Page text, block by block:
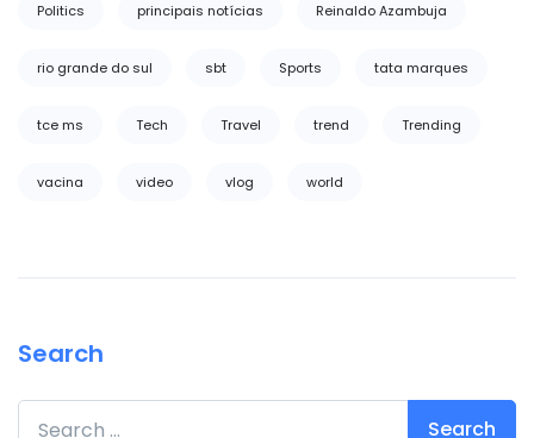
Politics principais notícias Reinaldo Azambuja
rio grande do sul sbt Sports tata marques
tce ms Tech Travel trend Trending
vacina video vlog world
Search
Search for: